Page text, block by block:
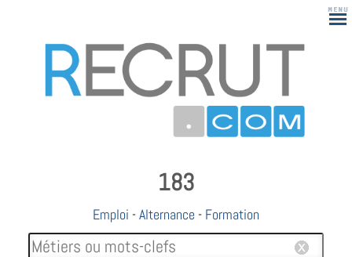
183
Emploi -Alternance - Formation